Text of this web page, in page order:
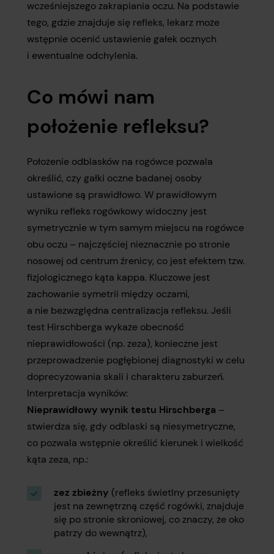
wcześniejszego zakrapiania oczu. Na podstawie
tego, gdzie znajduje się refleks, lekarz może
wstępnie ocenić ustawienie gałek ocznych
i ewentualne odchylenia.
Co mówi nam
położenie refleksu?
Położenie odblasków na rogówce pozwala
określić, czy gałki oczne badanej osoby
ustawione są prawidłowo. W prawidłowym
wyniku refleks rogówkowy widoczny jest
symetrycznie w tym samym miejscu na rogówce
obu oczu – najczęściej nieznacznie po stronie
nosowej od centrum źrenicy, co jest efektem tzw.
fizjologicznego kąta kappa. Kluczowe jest
zachowanie symetrii między oczami,
a nie bezwzględna centralizacja refleksu. Jeśli
test Hirschberga wykaże obecność
nieprawidłowości (np. zeza), konieczne jest
przeprowadzenie pogłębionej diagnostyki w celu
doprecyzowania skali i charakteru zaburzeń.
Interpretacja wyników:
Nieprawidłowy wynik testu Hirschberga –
stwierdza się, gdy odblaski są niesymetryczne,
co pozwala wstępnie określić kierunek i wielkość
kąta zeza, np.:
zez zbieżny (refleks świetlny przesunięty
jest na zewnętrzną część rogówki, znajduje
się po stronie skroniowej, co znaczy, że oko
patrzy do wewnątrz),